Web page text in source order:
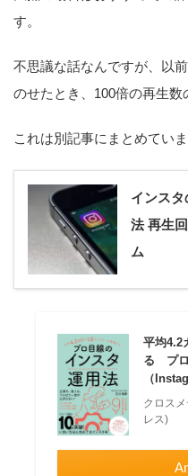
す。
不思議な話なんですが、以
のせたとき、100倍の再生数
これは別記事にまとめていま
インス
法 再生
ム
平均4.2
る プロ
（
クロス
レス)